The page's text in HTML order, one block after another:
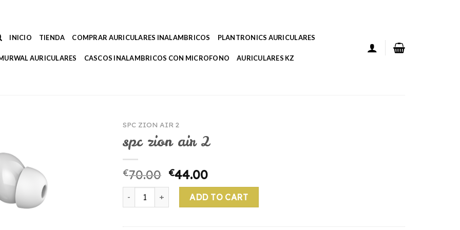
INICIO TIENDA COMPRAR AURICULARES INALAMBRICOS PLANTRONICS AURICULARES
AURICULARES CASCOS INALAMBRICOS CON MICROFONO AURICULARES KZ
SPC ZION AIR 2
spc zion air 2
€70.00 €44.00
spc zion air 2 quantityADD TO CART